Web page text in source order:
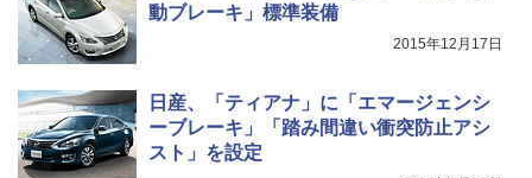
動ブレーキ」標準装備
2015年12月17日
日産、「ティアナ」に「エマージェンシ
ーブレーキ」「踏み間違い衝突防止アシ
スト」を設定